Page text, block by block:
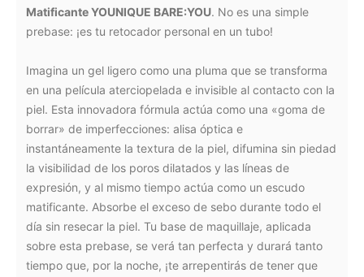
Matificante YOUNIQUE BARE:YOU. No es una simple
prebase: ¡es tu retocador personal en un tubo!
Imagina un gel ligero como una pluma que se transforma
en una película aterciopelada e invisible al contacto con la
piel. Esta innovadora fórmula actúa como una «goma de
borrar» de imperfecciones: alisa óptica e
instantáneamente la textura de la piel, difumina sin piedad
la visibilidad de los poros dilatados y las líneas de
expresión, y al mismo tiempo actúa como un escudo
matificante. Absorbe el exceso de sebo durante todo el
día sin resecar la piel. Tu base de maquillaje, aplicada
sobre esta prebase, se verá tan perfecta y durará tanto
tiempo que, por la noche, ¡te arrepentirás de tener que